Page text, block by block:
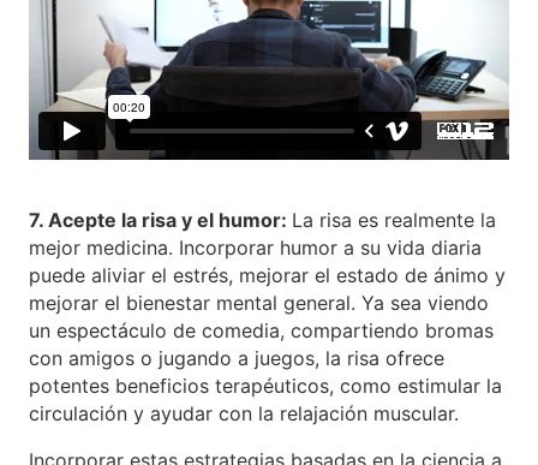
7. Acepte la risa y el humor: La risa es realmente la
mejor medicina. Incorporar humor a su vida diaria
puede aliviar el estrés, mejorar el estado de ánimo y
mejorar el bienestar mental general. Ya sea viendo
un espectáculo de comedia, compartiendo bromas
con amigos o jugando a juegos, la risa ofrece
potentes beneficios terapéuticos, como estimular la
circulación y ayudar con la relajación muscular.
Incorporar estas estrategias basadas en la ciencia a